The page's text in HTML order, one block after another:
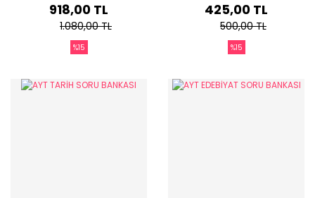
918,00 TL
1.080,00 TL
%15
425,00 TL
500,00 TL
%15